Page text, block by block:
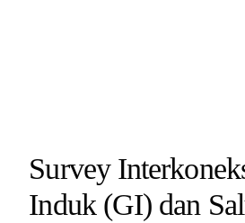
Survey
Induk (GI) dan